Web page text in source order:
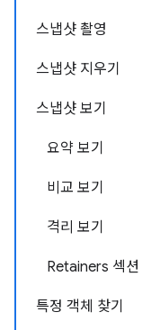
스냅샷 촬영
스냅샷 지우기
스냅샷 보기
요약 보기
비교 보기
격리 보기
Retainers 섹션
특정 객체 찾기